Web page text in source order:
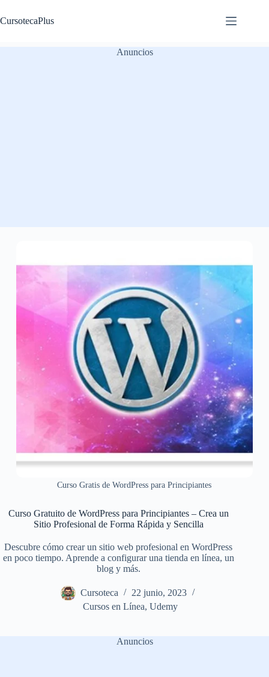
al
contenido
CursotecaPlus
Anuncios
Curso Gratis de WordPress para Principiantes
Curso Gratuito de WordPress para Principiantes – Crea un
Sitio Profesional de Forma Rápida y Sencilla
Descubre cómo crear un sitio web profesional en WordPress
en poco tiempo. Aprende a configurar una tienda en línea, un
blog y más.
Cursoteca
22 junio, 2023
Cursos en Línea,Udemy
Anuncios